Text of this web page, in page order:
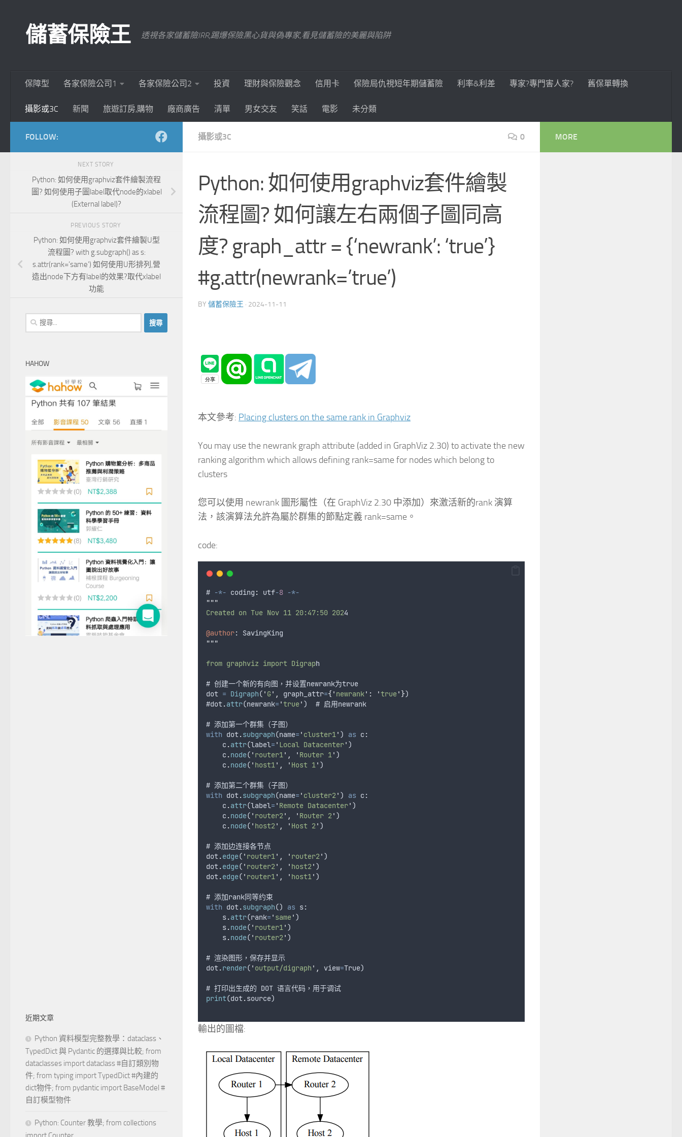
儲蓄保險王 透視各家儲蓄險IRR,踢爆保險黑心貨與偽專家,看見儲蓄險的美麗與陷阱
保障型 各家保險公司1 各家保險公司2 投資 理財與保險觀念 信用卡 保險局仇視短年期儲蓄險 利率&利差 專家?專門害人家? 舊保單轉換
攝影或3C 新聞 旅遊訂房,購物 廠商廣告 清單 男女交友 笑話 電影 未分類
攝影或3C 0
Python: 如何使用graphviz套件繪製
流程圖? 如何讓左右兩個子圖同高
度? graph_attr = {‘newrank’: ‘true’}
#g.attr(newrank=’true’)
BY 儲蓄保險王 · 2024-11-11
本文參考: Placing clusters on the same rank in Graphviz
You may use the newrank graph attribute (added in GraphViz 2.30) to activate the new
ranking algorithm which allows defining rank=same for nodes which belong to
clusters
您可以使用 newrank 圖形屬性（在 GraphViz 2.30 中添加）來激活新的rank 演算
法，該演算法允許為屬於群集的節點定義 rank=same。
code:
# -*- coding : utf-8 -*-
"""
Created on Tue Nov 11 20:47:50 2024
@author: SavingKing
"""
from graphviz import Digraph
# 创建一个新的有向图 ， 并设置newrank为true
dot = Digraph( ' G' , graph_attr={ ' newrank' : 'true' })
#dot.attr(newrank='true' )  # 启用newrank
# 添加第一个群集 （子图）
with dot.subgraph(name=' cluster1' ) as c:
c .attr(label=' Local Datacenter' )
c .node( ' router1' , ' Router 1' )
c .node( ' host1' , ' Host 1' )
# 添加第二个群集 （子图）
with dot.subgraph(name=' cluster2' ) as c:
c .attr(label=' Remote Datacenter' )
c .node( ' router2' , ' Router 2' )
c .node( ' host2' , ' Host 2' )
# 添加边连接各节点
dot.edge( ' router1' , ' router2' )
dot.edge( ' router2' , ' host2' )
dot.edge( ' router1' , ' host1' )
# 添加rank同等约束
with dot.subgraph() as s:
s.attr(rank=' same' )
s.node( ' router1' )
s.node( ' router2' )
# 渲染图形 ， 保存并显示
dot.render( ' output/digraph ' , view=True)
# 打印出生成的 DOT 语言代码 ， 用于调试
print(dot.source)
輸出的圖檔:
FOLLOW:
NEXT STORY
Python: 如何使用graphviz套件繪製流程
圖? 如何使用子圖label取代node的xlabel
(External label)?
PREVIOUS STORY
Python: 如何使用graphviz套件繪製U型
流程圖? with g.subgraph() as s:
s.attr(rank=’same’) 如何使用U形排列,營
造出node下方有label的效果?取代xlabel
功能
搜
尋
字:
HAHOW
近期文章
Python 資料模型完整教學：dataclass、
TypedDict 與 Pydantic 的選擇與比較; from
dataclasses import dataclass #自訂類別物
件; from typing import TypedDict #內建的
dict物件; from pydantic import BaseModel #
自訂模型物件
Python: Counter 教學; from collections
MORE